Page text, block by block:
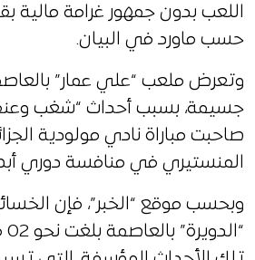
حسب ماورد في البيان.
وتعرض ملعب “علي عمار”
جسيمة، بسبب أحداث “شغب
صاحبت مباراة نادي مولودية
المنستيري في منافسة دوري
وبحسب موقع “الخبر”، فإن